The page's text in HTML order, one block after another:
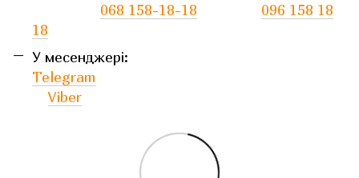
068 158-18-18
096 158 18
18
У месенджері:
Telegram
Viber